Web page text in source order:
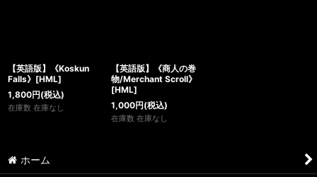
【英語版】《Koskun
Falls》[HML]
1,800円(税込)
在庫数 在庫なし
【英語版】《商人の巻
物/Merchant Scroll》
[HML]
1,000円(税込)
在庫数 在庫なし
ホーム